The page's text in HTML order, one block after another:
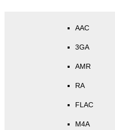
AAC
3GA
AMR
RA
FLAC
M4A